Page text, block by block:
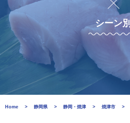
シーン別
Home 静岡県 静岡・焼津 焼津市